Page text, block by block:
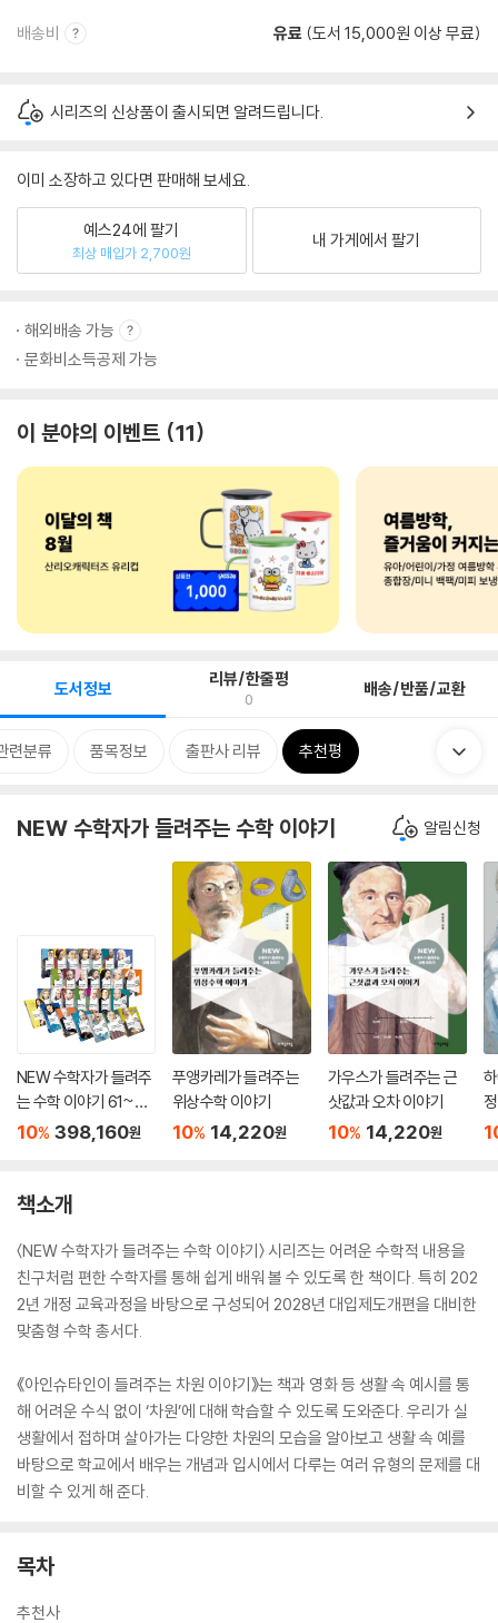
배송비 유료 (도서 15,000원 이상 무료)
시리즈의 신상품이 출시되면 알려드립니다.
이미 소장하고 있다면 판매해 보세요.
예스24에 팔기
최상 매입가 2,700원
내 가게에서 팔기
해외배송 가능
문화비소득공제 가능
이 분야의 이벤트 11
도서정보 리뷰/한줄평
0 배송/반품/교환
련분류 품목정보 출판사 리뷰 추천평
NEW 수학자가 들려주는 수학 이야기 알림신청
NEW 수학자가 들려주
는 수학 이야기 61~88
권 세트
10% 398,160원
푸앵카레가 들려주는
위상수학 이야기
10% 14,220원
가우스가 들려주는 근
삿값과 오차 이야기
10% 14,220원
책소개
〈NEW 수학자가 들려주는 수학 이야기〉 시리즈는 어려운 수학적 내용을
친구처럼 편한 수학자를 통해 쉽게 배워 볼 수 있도록 한 책이다. 특히 202
2년 개정 교육과정을 바탕으로 구성되어 2028년 대입제도개편을 대비한
맞춤형 수학 총서다.
《아인슈타인이 들려주는 차원 이야기》는 책과 영화 등 생활 속 예시를 통
해 어려운 수식 없이 ‘차원’에 대해 학습할 수 있도록 도와준다. 우리가 실
생활에서 접하며 살아가는 다양한 차원의 모습을 알아보고 생활 속 예를
바탕으로 학교에서 배우는 개념과 입시에서 다루는 여러 유형의 문제를 대
비할 수 있게 해 준다.
목차
추천사